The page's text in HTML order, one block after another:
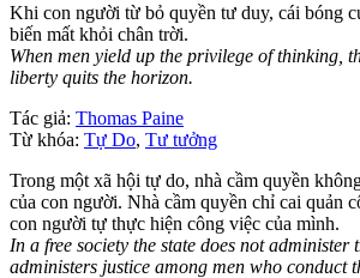
Khi con người từ bỏ quyền tư duy, cái bóng
biến mất khỏi chân trời.
When men yield up the privilege of thinking,
liberty quits the horizon.
Tác giả: Thomas Paine
Từ khóa: Tự Do, Tư tưởng
Trong một xã hội tự do, nhà cầm quyền
của con người. Nhà cầm quyền chỉ cai quản
con người tự thực hiện công việc của mình.
In a free society the state does not administer
administers justice among men who conduct